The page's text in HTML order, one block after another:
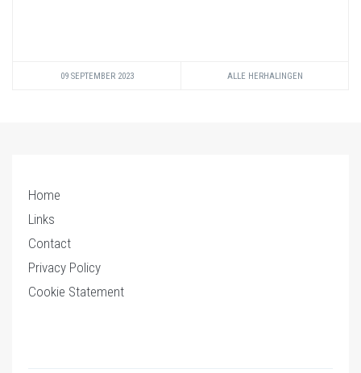
09 SEPTEMBER 2023 ALLE HERHALINGEN
Home
Links
Contact
Privacy Policy
Cookie Statement